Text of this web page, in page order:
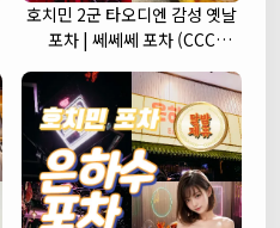
호치민 2군 타오디엔 감성 옛날
포차 | 쎄쎄쎄 포차 (CCC